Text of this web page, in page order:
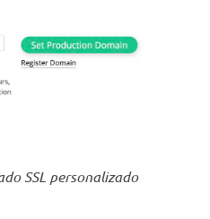
SSL personalizado